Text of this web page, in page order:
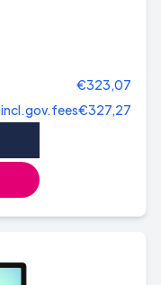
€323,07
incl.gov.fees€327,27